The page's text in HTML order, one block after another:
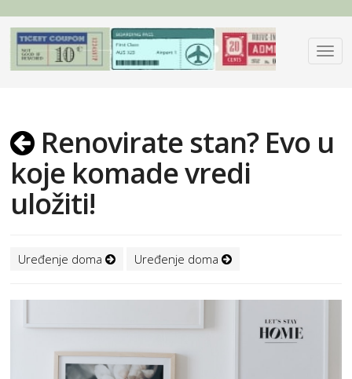
Renovirate stan? Evo u
koje komade vredi
uložiti!
Uređenje doma Uređenje doma